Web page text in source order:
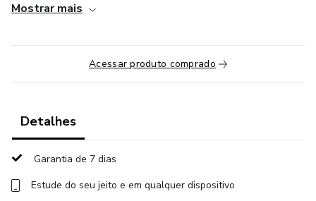
que orientam esse tipo de ensino. Além disso, você vai
podem aparecer em sala de aula, o que facilita a
visualização e aproxima a teoria da prática.
mais sólido para analisar sua própria aula, reconhecer
influências diferentes no seu trabalho e tomar decisões
com mais consciência. Esse movimento é essencial para
construir um ensino mais intencional.
Mostrar mais
Acessar produto comprado
Detalhes
Garantia de 7 dias
Estude do seu jeito e em qualquer dispositivo